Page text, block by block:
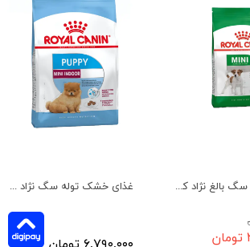
غذای خشک توله سگ نژاد کوچک ایندور رویال کنین وزن 1.5 کیلوگرم غذای خشک سگ بالغ نژاد کوچک رویال کنین وزن 8 کیلوگرم